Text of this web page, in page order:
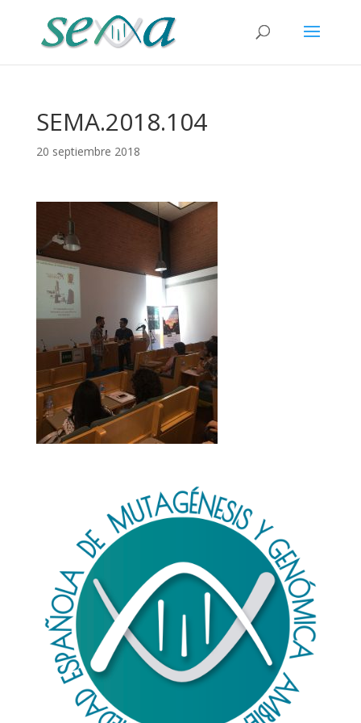
SEMA.2018.104
20 septiembre 2018